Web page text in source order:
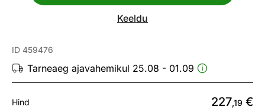
Keeldu
ID 459476
Tarneaeg ajavahemikul 25.08 - 01.09
Hind 227,19 €